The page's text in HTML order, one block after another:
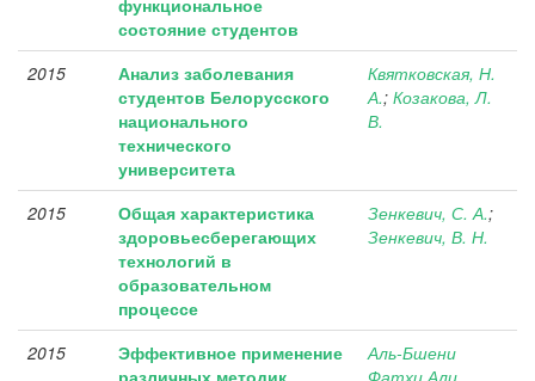
функциональное
состояние студентов
2015
Анализ заболевания
студентов Белорусского
национального
технического
университета
Квятковская, Н.
А.; Козакова, Л.
В.
2015
Общая характеристика
здоровьесберегающих
технологий в
образовательном
процессе
Зенкевич, С. А.;
Зенкевич, В. Н.
2015
Эффективное применение
Аль-Бшени